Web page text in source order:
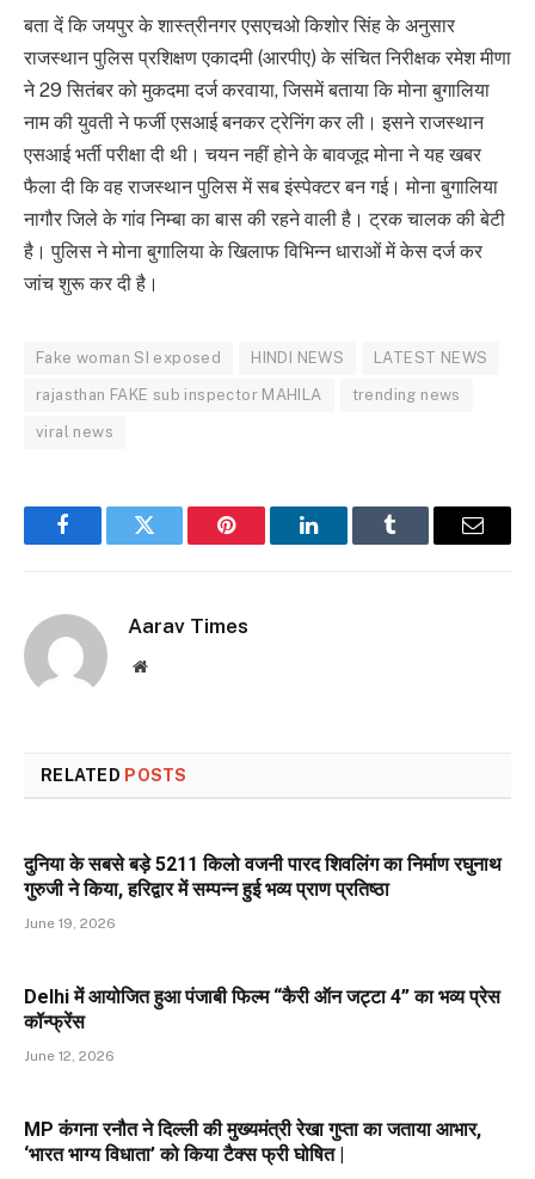
बता दें कि जयपुर के शास्‍त्रीनगर एसएचओ किशोर सिंह के अनुसार
राजस्‍थान पुलिस प्रशिक्षण एकादमी (आरपीए) के संचित निरीक्षक रमेश मीणा
ने 29 सितंबर को मुकदमा दर्ज करवाया, जिसमें बताया कि मोना बुगालिया
नाम की युवती ने फर्जी एसआई बनकर ट्रेनिंग कर ली। इसने राजस्‍थान
एसआई भर्ती परीक्षा दी थी। चयन नहीं होने के बावजूद मोना ने यह खबर
फैला दी कि वह राजस्‍थान पुलिस में सब इंस्‍पेक्‍टर बन गई। मोना बुगालिया
नागौर जिले के गांव निम्‍बा का बास की रहने वाली है। ट्रक चालक की बेटी
है। पुलिस ने मोना बुगालिया के खिलाफ विभिन्‍न धाराओं में केस दर्ज कर
जांच शुरू कर दी है।
Fake woman SI exposed HINDI NEWS LATEST NEWS
rajasthan FAKE sub inspector MAHILA trending news
viral news
FacebookTwitter Pinterest LinkedInTumblr Email
Aarav Times
Website
RELATED POSTS
दुनिया के सबसे बड़े 5211 किलो वजनी पारद शिवलिंग का निर्माण रघुनाथ
गुरुजी ने किया, हरिद्वार में सम्पन्न हुई भव्य प्राण प्रतिष्ठा
June 19, 2026
Delhi में आयोजित हुआ पंजाबी फिल्म “कैरी ऑन जट्टा 4” का भव्य प्रेस
कॉन्फ्रेंस
June 12, 2026
MP कंगना रनौत ने दिल्ली की मुख्यमंत्री रेखा गुप्ता का जताया आभार,
‘भारत भाग्य विधाता’ को किया टैक्स फ्री घोषित |